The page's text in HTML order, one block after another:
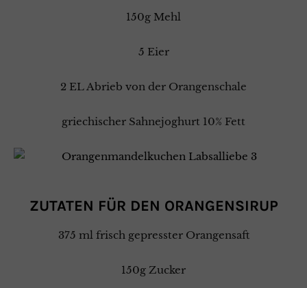
150g Mehl
5 Eier
2 EL Abrieb von der Orangenschale
griechischer Sahnejoghurt 10% Fett
ZUTATEN FÜR DEN ORANGENSIRUP
375 ml frisch gepresster Orangensaft
150g Zucker